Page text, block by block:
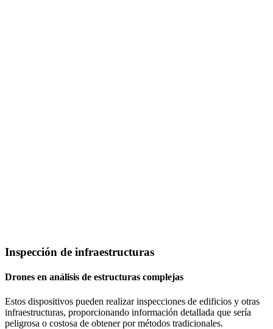
Inspección de infraestructuras
Drones en análisis de estructuras complejas
Estos dispositivos pueden realizar inspecciones de edificios y otras
infraestructuras, proporcionando información detallada que sería
peligrosa o costosa de obtener por métodos tradicionales.